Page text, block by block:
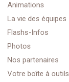
Animations
La vie des équipes
Flashs-Infos
Photos
Nos partenaires
Votre boîte à outils